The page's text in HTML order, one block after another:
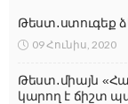
Թեստ․ստուգեք
09 Հունիս, 2020
Թեստ․միայն
կարող է ճիշտ